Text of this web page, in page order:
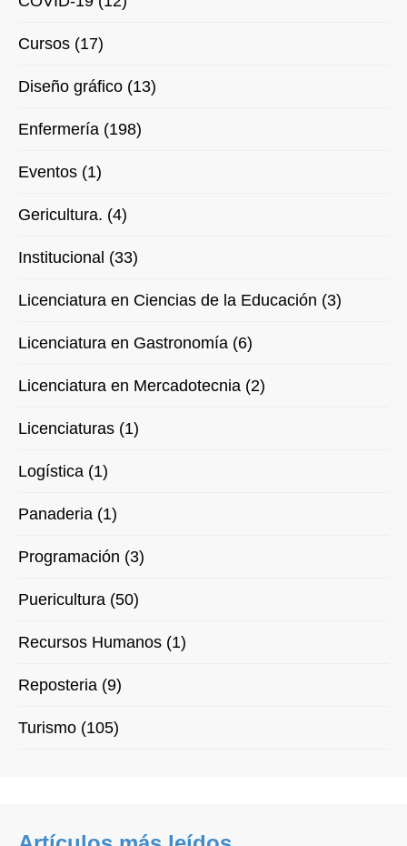
Cursos (17)
Diseño gráfico (13)
Enfermería (198)
Eventos (1)
Gericultura. (4)
Institucional (33)
Licenciatura en Ciencias de la Educación (3)
Licenciatura en Gastronomía (6)
Licenciatura en Mercadotecnia (2)
Licenciaturas (1)
Logística (1)
Panaderia (1)
Programación (3)
Puericultura (50)
Recursos Humanos (1)
Reposteria (9)
Turismo (105)